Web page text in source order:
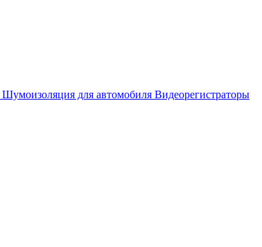
Шумоизоляция для автомобиля Видеорегистраторы